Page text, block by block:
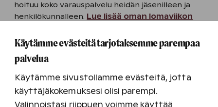
hoituu koko varauspalvelu heidän jäsenilleen ja
henkilökunnalleen. Lue lisää oman lomaviikon
Käytämme evästeitä tarjotaksemme parempaa
palvelua
Käytämme sivustollamme evästeitä, jotta
käyttäjäkokemuksesi olisi parempi.
Valinnoistasi riippuen voimme käyttää